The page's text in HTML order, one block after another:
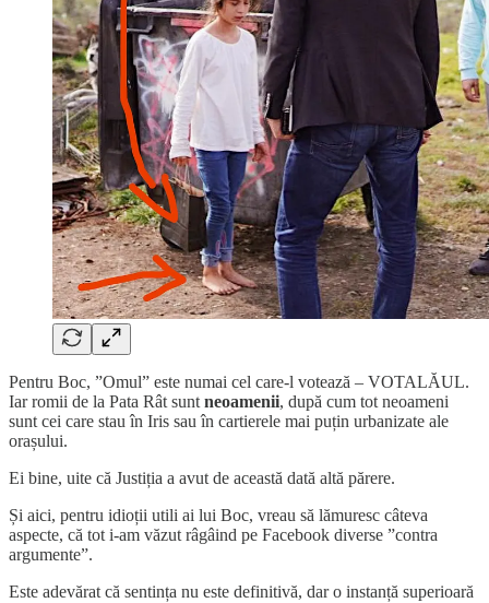
Pentru Boc, ”Omul” este numai cel care-l votează – VOTALĂUL.
Iar romii de la Pata Rât sunt neoamenii, după cum tot neoameni
sunt cei care stau în Iris sau în cartierele mai puțin urbanizate ale
orașului.
Ei bine, uite că Justiția a avut de această dată altă părere.
Și aici, pentru idioții utili ai lui Boc, vreau să lămuresc câteva
aspecte, că tot i-am văzut râgâind pe Facebook diverse ”contra
argumente”.
Este adevărat că sentința nu este definitivă, dar o instanță superioară